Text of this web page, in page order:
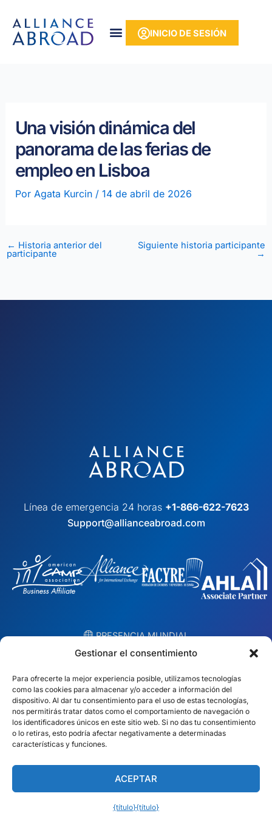
Gestionar el consentimiento
Para ofrecerte la mejor experiencia posible, utilizamos tecnologías
como las cookies para almacenar y/o acceder a información del
dispositivo. Al dar tu consentimiento para el uso de estas tecnologías,
nos permitirás tratar datos como el comportamiento de navegación o
los identificadores únicos en este sitio web. Si no das tu consentimiento
o lo retiras, esto podría afectar negativamente a determinadas
características y funciones.
ACEPTAR
{título}{título}
contenido
INICIO DE SESIÓN
Una visión dinámica del
panorama de las ferias de
empleo en Lisboa
Por Agata Kurcin / 14 de abril de 2026
← Historia anterior del
participante
Siguiente historia participante
→
Línea de emergencia 24 horas +1-866-622-7623
Support@allianceabroad.com
︎ PRESENCIA MUNDIAL
Equipos locales en 10 países
EE.UU.
Dubai
México
España
Irlanda
Polonia
Australia
S. África
Encuentra tu equipo local →
Español (América Latina)